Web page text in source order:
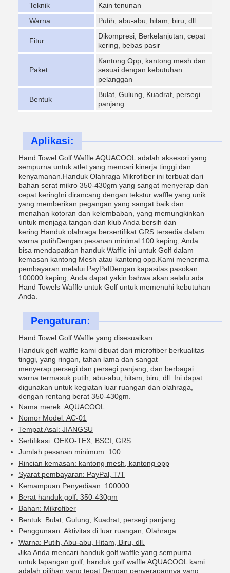
Teknik
Kain tenunan
Warna
Putih, abu-abu, hitam, biru, dll
Fitur
Dikompresi, Berkelanjutan, cepat
kering, bebas pasir
Paket
Kantong Opp, kantong mesh dan
sesuai dengan kebutuhan
pelanggan
Bentuk
Bulat, Gulung, Kuadrat, persegi
panjang
Aplikasi:
Hand Towel Golf Waffle AQUACOOL adalah aksesori yang
sempurna untuk atlet yang mencari kinerja tinggi dan
kenyamanan.Handuk Olahraga Mikrofiber ini terbuat dari
bahan serat mikro 350-430gm yang sangat menyerap dan
cepat keringIni dirancang dengan tekstur waffle yang unik
yang memberikan pegangan yang sangat baik dan
menahan kotoran dan kelembaban, yang memungkinkan
untuk menjaga tangan dan klub Anda bersih dan
kering.Handuk olahraga bersertifikat GRS tersedia dalam
warna putihDengan pesanan minimal 100 keping, Anda
bisa mendapatkan handuk Waffle ini untuk Golf dalam
kemasan kantong Mesh atau kantong opp.Kami menerima
pembayaran melalui PayPalDengan kapasitas pasokan
100000 keping, Anda dapat yakin bahwa akan selalu ada
Hand Towels Waffle untuk Golf untuk memenuhi kebutuhan
Anda.
Pengaturan:
Hand Towel Golf Waffle yang disesuaikan
Handuk golf waffle kami dibuat dari microfiber berkualitas
tinggi, yang ringan, tahan lama dan sangat
menyerap.persegi dan persegi panjang, dan berbagai
warna termasuk putih, abu-abu, hitam, biru, dll. Ini dapat
digunakan untuk kegiatan luar ruangan dan olahraga,
dengan rentang berat 350-430gm.
Nama merek: AQUACOOL
Nomor Model: AC-01
Tempat Asal: JIANGSU
Sertifikasi: OEKO-TEX, BSCI, GRS
Jumlah pesanan minimum: 100
Rincian kemasan: kantong mesh, kantong opp
Syarat pembayaran: PayPal, T/T
Kemampuan Penyediaan: 100000
Berat handuk golf: 350-430gm
Bahan: Mikrofiber
Bentuk: Bulat, Gulung, Kuadrat, persegi panjang
Penggunaan: Aktivitas di luar ruangan, Olahraga
Warna: Putih, Abu-abu, Hitam, Biru, dll.
Jika Anda mencari handuk golf waffle yang sempurna
untuk lapangan golf, handuk golf waffle AQUACOOL kami
adalah pilihan yang tepat.Dengan penyerapannya yang